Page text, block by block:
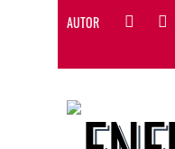
AUTOR